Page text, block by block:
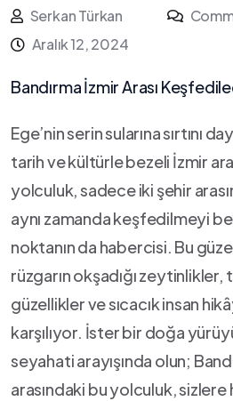
Serkan Türkan
Aralık 12, 2024
Bandırma İzmir Arası
Ege’nin serin sularına sırtını⁣
tarih ve kültürle ‌bezeli İzmir
yolculuk, sadece iki şehir
aynı zamanda keşfedilmeyi
noktanın da habercisi.⁤ Bu
rüzgarın ‍okşadığı zeytinlikler,
güzellikler ve ⁢sıcacık insan
karşılıyor. İster bir doğa
seyahati arayışında olun;
arasındaki bu yolculuk,‍